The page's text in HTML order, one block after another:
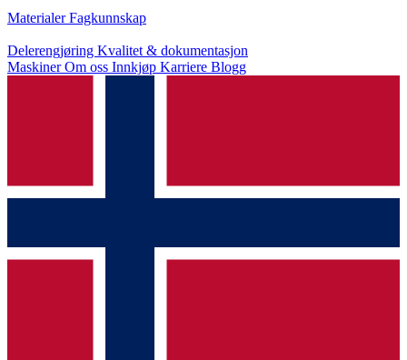
MaterialerFagkunnskap
Delerengjøring Kvalitet & dokumentasjon
MaskinerOm oss Innkjøp Karriere Blogg